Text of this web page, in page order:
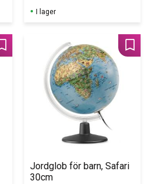
I lager
Lägg till i favoriter
Jordglob för barn, Safari
30cm